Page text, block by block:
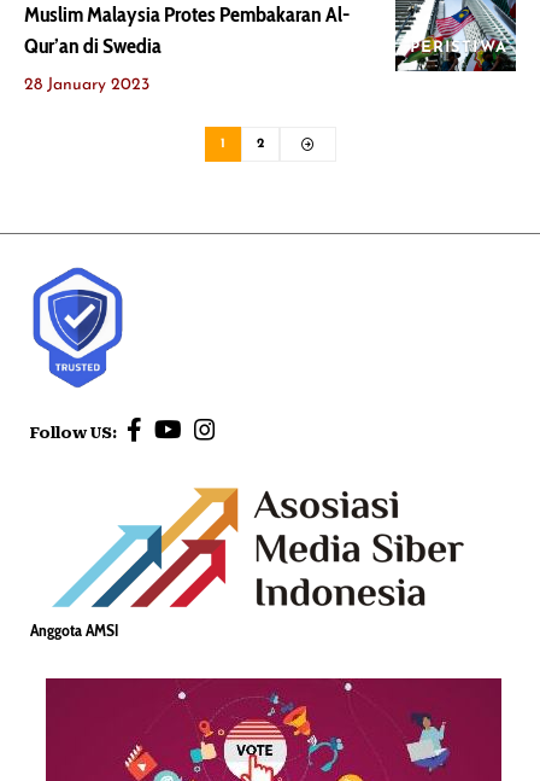
PERISTIWA
Muslim Malaysia Protes Pembakaran Al-
Qur’an di Swedia
28 January 2023
1 2
Follow US:
Anggota AMSI